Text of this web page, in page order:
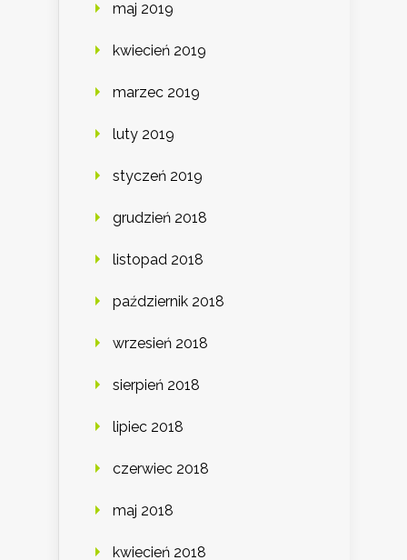
maj 2019
kwiecień 2019
marzec 2019
luty 2019
styczeń 2019
grudzień 2018
listopad 2018
październik 2018
wrzesień 2018
sierpień 2018
lipiec 2018
czerwiec 2018
maj 2018
kwiecień 2018